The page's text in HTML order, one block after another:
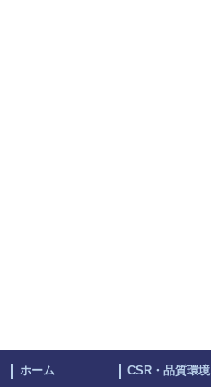
ホーム
CSR・品質環境